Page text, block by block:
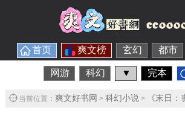
首页 爽文榜 玄幻 都市
网游 科幻 ▼ 完本
当前位置： 爽文好书网 > 科幻小说> 《末日：